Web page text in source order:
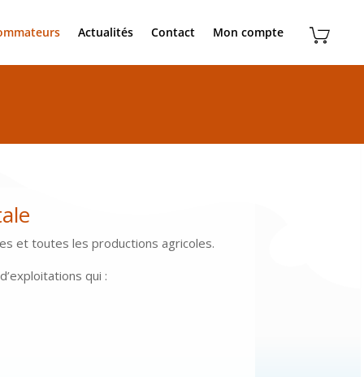
Actualités Contact Mon compte
et toutes les productions agricoles.
qui :